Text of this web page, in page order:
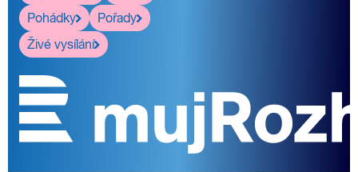
Pohádky
Pořady
Živé vysílání